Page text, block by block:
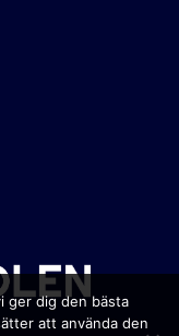
ger dig den bästa
att använda den